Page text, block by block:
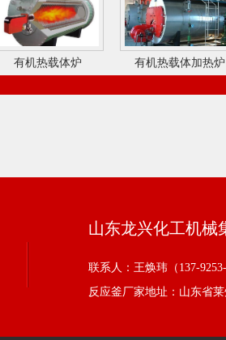
有机热载体炉 有机热载体加热炉
山东龙兴化工机械
联系人：王焕玮（137-9253-
反应釜厂家地址：山东省